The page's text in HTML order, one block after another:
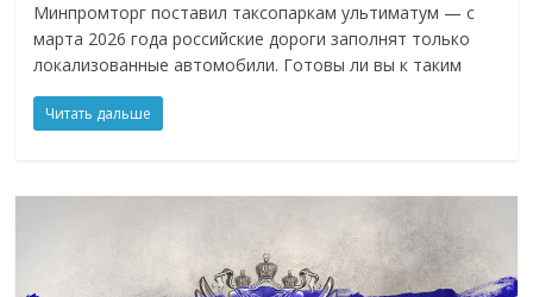
Минпромторг поставил таксопаркам ультиматум — с
марта 2026 года российские дороги заполнят только
локализованные автомобили. Готовы ли вы к таким
Читать дальше